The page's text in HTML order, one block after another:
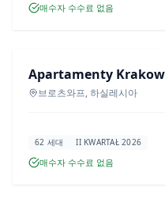
매수자 수수료 없음
신규 분양
브로츠와프, 하실레시아
62 세대 II KWARTAŁ 2026
매수자 수수료 없음